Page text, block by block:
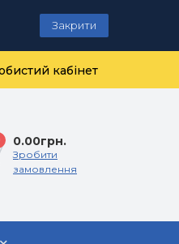
Закрити
кабінет
0.00грн.
Зробити
замовлення